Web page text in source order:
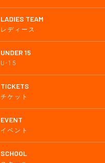
LADIES TEAM
レディース
UNDER 15
U-15
TICKETS
チケット
EVENT
イベント
SCHOOL